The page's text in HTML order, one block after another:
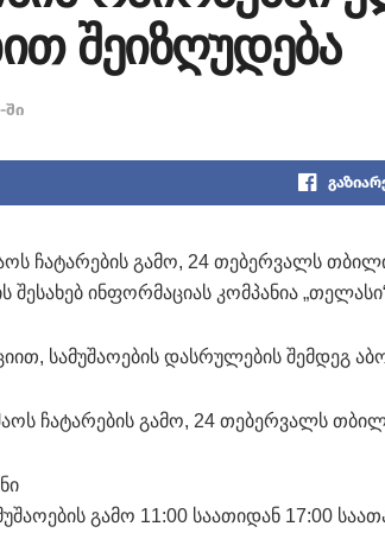
შეიზღუდება
ში
ჩატარების გამო, 24 თებერვალს
შესახებ ინფორმაციას კომპანია
სამუშაოების დასრულების შემდეგ
ჩატარების გამო, 24 თებერვალს
გამო 11:00 საათიდან 17:00